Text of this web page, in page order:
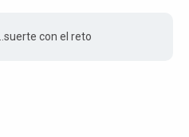
con el reto